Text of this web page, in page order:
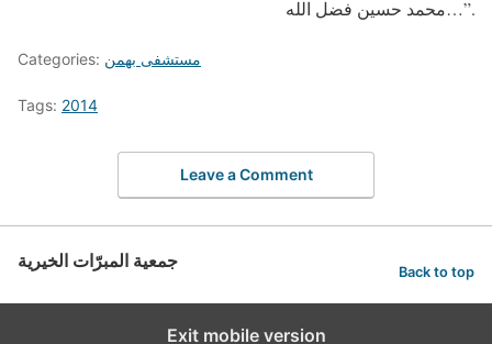
محمد حسين فضل الله…”.
Categories: مستشفى بهمن
Tags: 2014
Leave a Comment
جمعية المبرّات الخيرية Back to top
Exit mobile version